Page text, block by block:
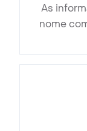
As
nome